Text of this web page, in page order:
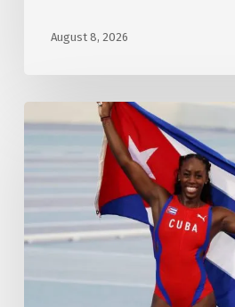
August 8, 2026
con
doradas
en